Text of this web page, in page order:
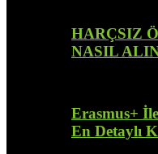
HARÇSIZ
NASIL
Erasmus+
En Detaylı